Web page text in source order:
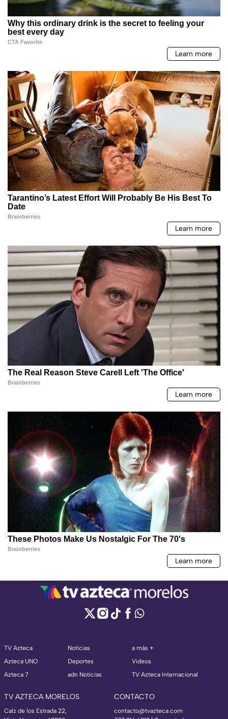
TV Azteca
Azteca UNO
Azteca 7
Noticias
Deportes
adn Noticias
a más +
Videos
TV Azteca Internacional
TV AZTECA MORELOS
Calz de los Estrada 22,
CONTACTO
contacto@tvazteca.com